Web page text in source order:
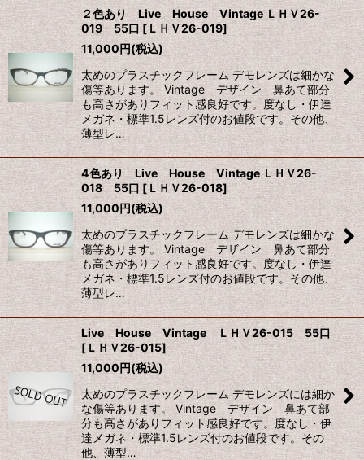
２色あり Live House Vintage ＬＨＶ26-
019 55口 [ＬＨＶ26-019]
11,000円(税込)
太めのプラスチックフレーム デモレンズは細かな
傷等あります。 Vintage デザイン 鼻あて部分
も高さがありフィット感良好です。度なし・伊達
メガネ・標準1.5レンズ付のお値段です。その他、
薄型レ…
4色あり Live House Vintage ＬＨＶ26-
018 55口 [ＬＨＶ26-018]
11,000円(税込)
太めのプラスチックフレーム デモレンズは細かな
傷等あります。 Vintage デザイン 鼻あて部分
も高さがありフィット感良好です。度なし・伊達
メガネ・標準1.5レンズ付のお値段です。その他、
薄型レ…
Live House Vintage ＬＨＶ26-015 55口
[ＬＨＶ26-015]
11,000円(税込)
太めのプラスチックフレーム デモレンズには細か
な傷等あります。 Vintage デザイン 鼻あて部
分も高さがありフィット感良好です。度なし・伊
達メガネ・標準1.5レンズ付のお値段です。その
他、薄型…